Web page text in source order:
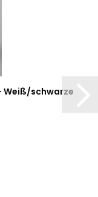
Weiß/schwarze